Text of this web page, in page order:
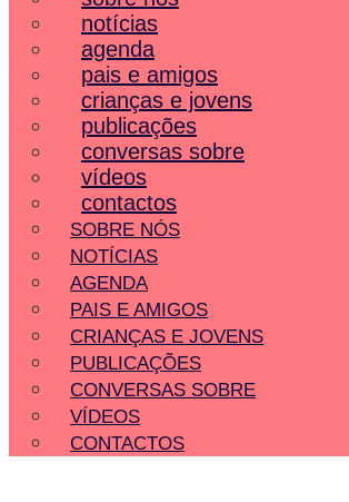
notícias
agenda
pais e amigos
crianças e jovens
publicações
conversas sobre
vídeos
contactos
SOBRE NÓS
NOTÍCIAS
AGENDA
PAIS E AMIGOS
CRIANÇAS E JOVENS
PUBLICAÇÕES
CONVERSAS SOBRE
VÍDEOS
CONTACTOS